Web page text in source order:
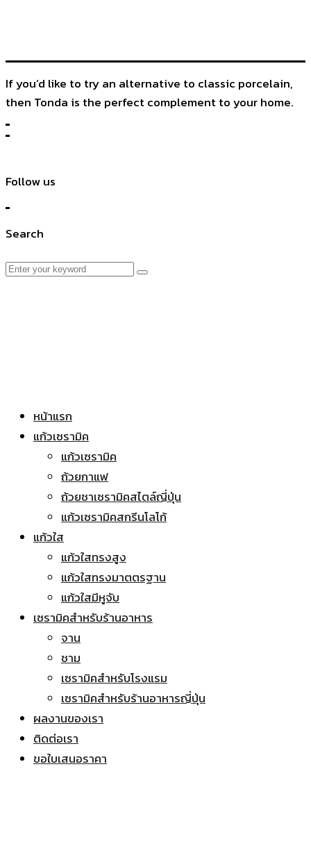
If you’d like to try an alternative to classic porcelain,
then Tonda is the perfect complement to your home.
Follow us
Search
หน้าแรก
แก้วเซรามิค
แก้วเซรามิค
ถ้วยกาแฟ
ถ้วยชาเซรามิคสไตล์ญี่ปุ่น
แก้วเซรามิคสกรีนโลโก้
แก้วใส
แก้วใสทรงสูง
แก้วใสทรงมาตตรฐาน
แก้วใสมีหูจับ
เซรามิคสำหรับร้านอาหาร
จาน
ชาม
เซรามิคสำหรับโรงแรม
เซรามิคสำหรับร้านอาหารญี่ปุ่น
ผลงานของเรา
ติดต่อเรา
ขอใบเสนอราคา